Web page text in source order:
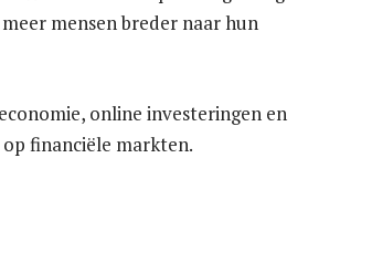
mensen breder naar hun
online investeringen en
financiële markten.